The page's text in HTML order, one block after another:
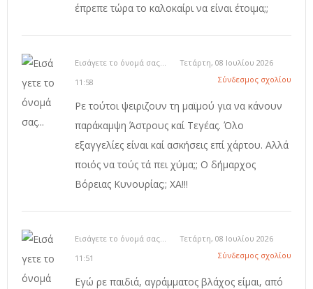
έπρεπε τώρα το καλοκαίρι να είναι έτοιμα;;
Εισάγετε το όνομά σας...
Τετάρτη, 08 Ιουλίου 2026
11:58
Σύνδεσμος σχολίου
Ρε τούτοι ψειριζουν τη μαϊμού για να κάνουν
παράκαμψη Άστρους καί Τεγέας. Όλο
εξαγγελίες είναι καί ασκήσεις επί χάρτου. Αλλά
ποιός να τούς τά πει χύμα;; Ο δήμαρχος
Βόρειας Κυνουρίας;; ΧΑ!!!
Εισάγετε το όνομά σας...
Τετάρτη, 08 Ιουλίου 2026
11:51
Σύνδεσμος σχολίου
Εγώ ρε παιδιά, αγράμματος βλάχος είμαι, από